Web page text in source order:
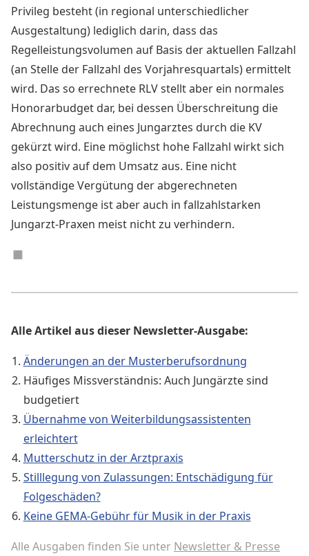
Privileg besteht (in regional unterschiedlicher
Ausgestaltung) lediglich darin, dass das
Regelleistungsvolumen auf Basis der aktuellen Fallzahl
(an Stelle der Fallzahl des Vorjahresquartals) ermittelt
wird. Das so errechnete RLV stellt aber ein normales
Honorarbudget dar, bei dessen Überschreitung die
Abrechnung auch eines Jungarztes durch die KV
gekürzt wird. Eine möglichst hohe Fallzahl wirkt sich
also positiv auf dem Umsatz aus. Eine nicht
vollständige Vergütung der abgerechneten
Leistungsmenge ist aber auch in fallzahlstarken
Jungarzt-Praxen meist nicht zu verhindern.
◼︎
Alle Artikel aus dieser Newsletter-Ausgabe:
Änderungen an der Musterberufsordnung
Häufiges Missverständnis: Auch Jungärzte sind
budgetiert
Übernahme von Weiterbildungsassistenten
erleichtert
Mutterschutz in der Arztpraxis
Stilllegung von Zulassungen: Entschädigung für
Folgeschäden?
Keine GEMA-Gebühr für Musik in der Praxis
Alle Ausgaben finden Sie unter Newsletter & Presse